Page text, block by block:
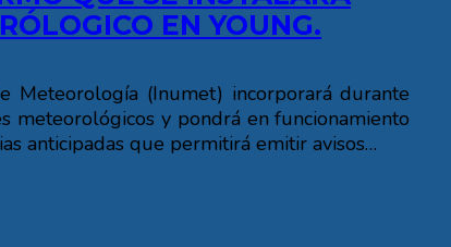
EN YOUNG.
Meteorología (Inumet) incorporará durante
meteorológicos y pondrá en funcionamiento
anticipadas que permitirá emitir avisos…